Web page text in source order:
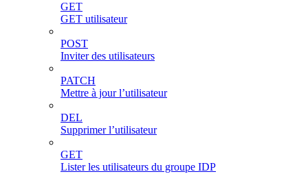
GET
GET utilisateur
POST
Inviter des utilisateurs
PATCH
Mettre à jour l’utilisateur
DEL
Supprimer l’utilisateur
GET
Lister les utilisateurs du groupe IDP